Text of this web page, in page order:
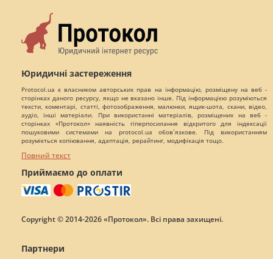
Юридичні застереження
Protocol.ua є власником авторських прав на інформацію, розміщену на веб -
сторінках даного ресурсу, якщо не вказано інше. Під інформацією розуміються
тексти, коментарі, статті, фотозображення, малюнки, ящик-шота, скани, відео,
аудіо, інші матеріали. При використанні матеріалів, розміщених на веб -
сторінках «Протокол» наявність гіперпосилання відкритого для індексації
пошуковими системами на protocol.ua обов`язкове. Під використанням
розуміється копіювання, адаптація, рерайтинг, модифікація тощо.
Повний текст
Приймаємо до оплати
Copyright © 2014-2026 «Протокол». Всі права захищені.
Партнери